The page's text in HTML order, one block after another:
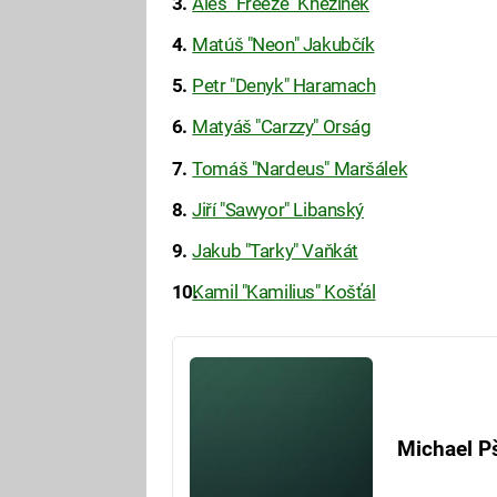
Matúš "Neon" Jakubčík
Petr "Denyk" Haramach
Matyáš "Carzzy" Orság
Tomáš "Nardeus" Maršálek
Jiří "Sawyor" Libanský
Jakub "Tarky" Vaňkát
Kamil "Kamilius" Košťál
Michael